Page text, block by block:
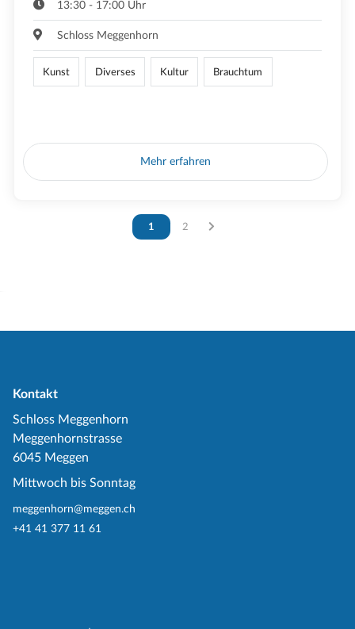
13:30 - 17:00 Uhr
Schloss Meggenhorn
Kunst Diverses Kultur Brauchtum
Mehr erfahren
Vous êtes sur la page
1 Vous êtes sur la page
2
Kontakt
Schloss Meggenhorn
Meggenhornstrasse
6045 Meggen
Mittwoch bis Sonntag
meggenhorn@meggen.ch
+41 41 377 11 61